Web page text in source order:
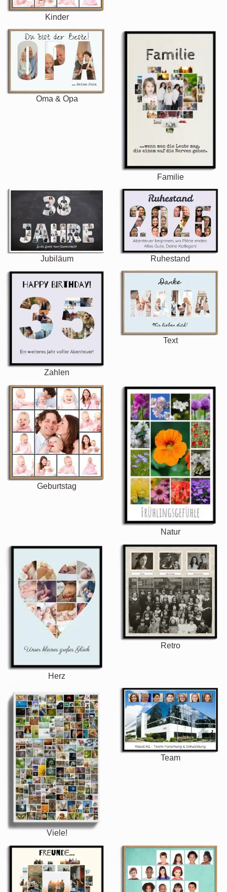
Kinder
Oma & Opa
Familie
Jubiläum Ruhestand
Zahlen
Text
Geburtstag
Natur
Herz
Retro
Viele!
Team